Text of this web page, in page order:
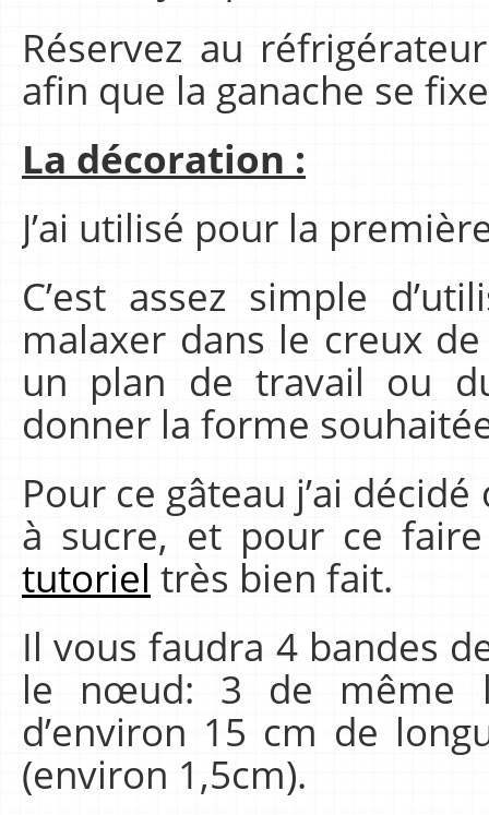
Réservez au
afin que la ganache se
La décoration :
J’ai utilisé pour la
C’est assez simple
malaxer dans le creux
un plan de travail ou
donner la forme
Pour ce gâteau j’ai
à sucre, et pour ce
tutoriel très bien fait.
Il vous faudra 4 bandes
le nœud: 3 de même
d’environ 15 cm de
(environ 1,5cm).